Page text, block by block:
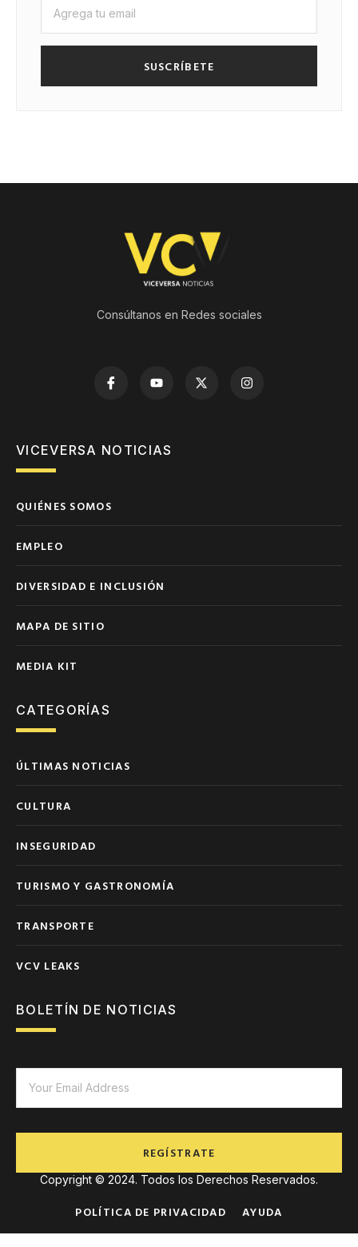
SUSCRÍBETE
Consúltanos en Redes sociales
VICEVERSA NOTICIAS
QUIÉNES SOMOS
EMPLEO
DIVERSIDAD E INCLUSIÓN
MAPA DE SITIO
MEDIA KIT
CATEGORÍAS
ÚLTIMAS NOTICIAS
CULTURA
INSEGURIDAD
TURISMO Y GASTRONOMÍA
TRANSPORTE
VCV LEAKS
BOLETÍN DE NOTICIAS
REGÍSTRATE
Copyright © 2024. Todos los Derechos Reservados.
POLÍTICA DE PRIVACIDAD AYUDA